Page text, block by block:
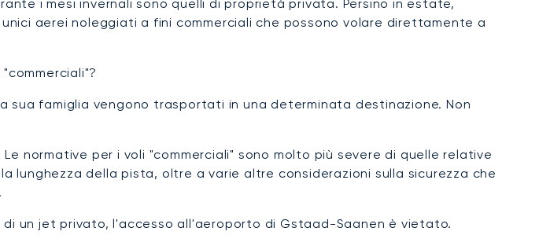
i mesi invernali sono quelli di proprietà privata. Persino in estate,
aerei noleggiati a fini commerciali che possono volare direttamente a
sua famiglia vengono trasportati in una determinata destinazione. Non
normative per i voli "commerciali" sono molto più severe di quelle relative
lunghezza della pista, oltre a varie altre considerazioni sulla sicurezza che
un jet privato, l'accesso all'aeroporto di Gstaad-Saanen è vietato.